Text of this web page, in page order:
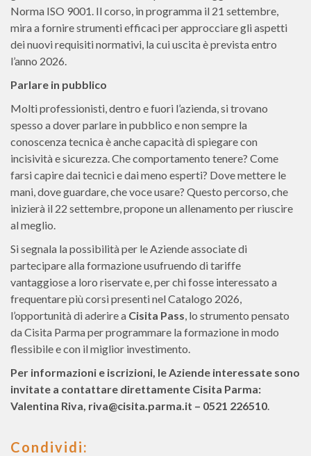
Norma ISO 9001. Il corso, in programma il 21 settembre,
mira a fornire strumenti efficaci per approcciare gli aspetti
dei nuovi requisiti normativi, la cui uscita è prevista entro
l’anno 2026.
Parlare in pubblico
Molti professionisti, dentro e fuori l’azienda, si trovano
spesso a dover parlare in pubblico e non sempre la
conoscenza tecnica è anche capacità di spiegare con
incisività e sicurezza. Che comportamento tenere? Come
farsi capire dai tecnici e dai meno esperti? Dove mettere le
mani, dove guardare, che voce usare? Questo percorso, che
inizierà il 22 settembre, propone un allenamento per riuscire
al meglio.
Si segnala la possibilità per le Aziende associate di
partecipare alla formazione usufruendo di tariffe
vantaggiose a loro riservate e, per chi fosse interessato a
frequentare più corsi presenti nel Catalogo 2026,
l’opportunità di aderire a Cisita Pass, lo strumento pensato
da Cisita Parma per programmare la formazione in modo
flessibile e con il miglior investimento.
Per informazioni e iscrizioni, le Aziende interessate sono
invitate a contattare direttamente Cisita Parma:
Valentina Riva, riva@cisita.parma.it – 0521 226510.
Condividi: